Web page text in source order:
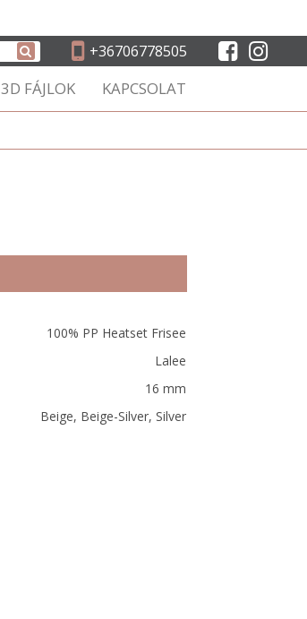
+36706778505
3D FÁJLOK KAPCSOLAT
100% PP Heatset Frisee
Lalee
16 mm
Beige, Beige-Silver, Silver